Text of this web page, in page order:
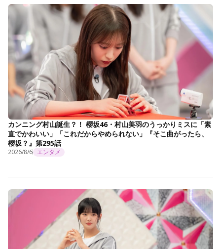
カンニング村山誕生？！ 櫻坂46・村山美羽のうっかりミスに「素
直でかわいい」「これだからやめられない」『そこ曲がったら、
櫻坂？』第295話
2026/8/6 エンタメ